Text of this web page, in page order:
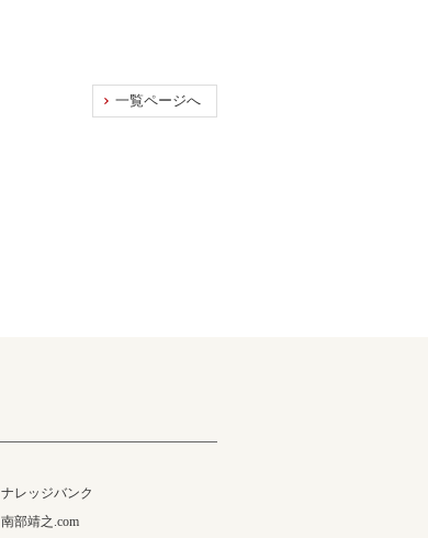
一覧ページへ
ナレッジバンク
南部靖之.com